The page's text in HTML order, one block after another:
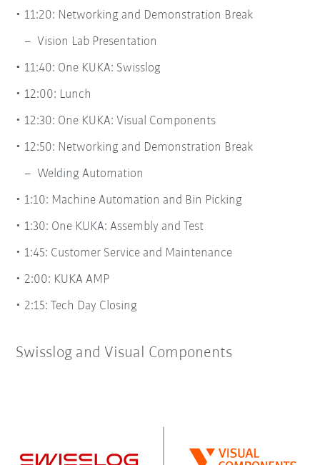
11:20: Networking and Demonstration Break
Vision Lab Presentation
11:40: One KUKA: Swisslog
12:00: Lunch
12:30: One KUKA: Visual Components
12:50: Networking and Demonstration Break
Welding Automation
1:10: Machine Automation and Bin Picking
1:30: One KUKA: Assembly and Test
1:45: Customer Service and Maintenance
2:00: KUKA AMP
2:15: Tech Day Closing
Swisslog and Visual Components